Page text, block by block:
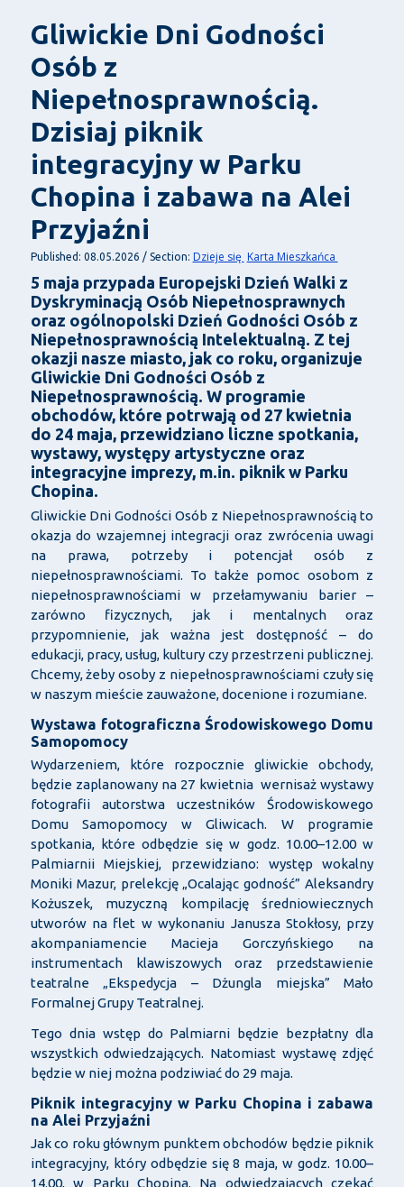
Gliwickie Dni Godności
Osób z
Niepełnosprawnością.
Dzisiaj piknik
integracyjny w Parku
Chopina i zabawa na Alei
Przyjaźni
Published: 08.05.2026 / Section: Dzieje się Karta Mieszkańca
5 maja przypada Europejski Dzień Walki z
Dyskryminacją Osób Niepełnosprawnych
oraz ogólnopolski Dzień Godności Osób z
Niepełnosprawnością Intelektualną. Z tej
okazji nasze miasto, jak co roku, organizuje
Gliwickie Dni Godności Osób z
Niepełnosprawnością. W programie
obchodów, które potrwają od 27 kwietnia
do 24 maja, przewidziano liczne spotkania,
wystawy, występy artystyczne oraz
integracyjne imprezy, m.in. piknik w Parku
Chopina.
Gliwickie Dni Godności Osób z Niepełnosprawnością to
okazja do wzajemnej integracji oraz zwrócenia uwagi
na prawa, potrzeby i potencjał osób z
niepełnosprawnościami. To także pomoc osobom z
niepełnosprawnościami w przełamywaniu barier –
zarówno fizycznych, jak i mentalnych oraz
przypomnienie, jak ważna jest dostępność – do
edukacji, pracy, usług, kultury czy przestrzeni publicznej.
Chcemy, żeby osoby z niepełnosprawnościami czuły się
w naszym mieście zauważone, docenione i rozumiane.
Wystawa fotograficzna Środowiskowego Domu
Samopomocy
Wydarzeniem, które rozpocznie gliwickie obchody,
będzie zaplanowany na 27 kwietnia wernisaż wystawy
fotografii autorstwa uczestników Środowiskowego
Domu Samopomocy w Gliwicach. W programie
spotkania, które odbędzie się w godz. 10.00–12.00 w
Palmiarnii Miejskiej, przewidziano: występ wokalny
Moniki Mazur, prelekcję „Ocalając godność” Aleksandry
Kożuszek, muzyczną kompilację średniowiecznych
utworów na flet w wykonaniu Janusza Stokłosy, przy
akompaniamencie Macieja Gorczyńskiego na
instrumentach klawiszowych oraz przedstawienie
teatralne „Ekspedycja – Dżungla miejska” Mało
Formalnej Grupy Teatralnej.
Tego dnia wstęp do Palmiarni będzie bezpłatny dla
wszystkich odwiedzających. Natomiast wystawę zdjęć
będzie w niej można podziwiać do 29 maja.
Piknik integracyjny w Parku Chopina i zabawa
na Alei Przyjaźni
Jak co roku głównym punktem obchodów będzie piknik
integracyjny, który odbędzie się 8 maja, w godz. 10.00–
14.00, w Parku Chopina. Na odwiedzających czekać